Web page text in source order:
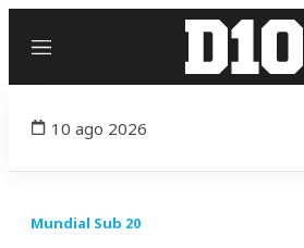
Menú
10 ago 2026
Mundial Sub 20